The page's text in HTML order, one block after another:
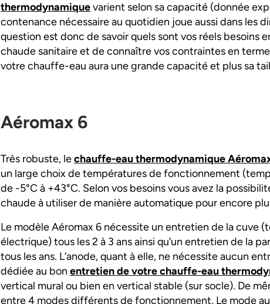
thermodynamiquevarient selon sa capacité (donnée
contenance nécessaire au quotidien joue aussi dans les
question est donc de savoir quels sont vos réels besoins
chaude sanitaire et de connaître vos contraintes en
votre chauffe-eau aura une grande capacité et plus sa
Aéromax 6
Très robuste, lechauffe-eau thermodynamique
un large choix de températures de fonctionnement
de -5°C à +43°C. Selon vos besoins vous avez la
chaude à utiliser de manière automatique pour encore
Le modèle Aéromax 6 nécessite un entretien de la cuve
électrique) tous les 2 à 3 ans ainsi qu’un entretien de la
tous les ans. L’anode, quant à elle, ne nécessite aucun
dédiée au bon entretien de votre chauffe-eau
vertical mural ou bien en vertical stable (sur socle). De
entre 4 modes différents de fonctionnement. Le mode